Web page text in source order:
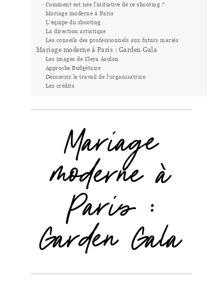
Comment est née l'initiative de ce shooting ?
Mariage moderne à Paris
L’équipe du shooting
La direction artistique
Les conseils des professionnels aux futurs mariés
Mariage moderne à Paris : Garden Gala
Les images de Cleya Asulon
Approche Budgétaire
Découvrir le travail de l'organisatrice
Les crédits
Mariage
moderne à
Paris :
Garden Gala